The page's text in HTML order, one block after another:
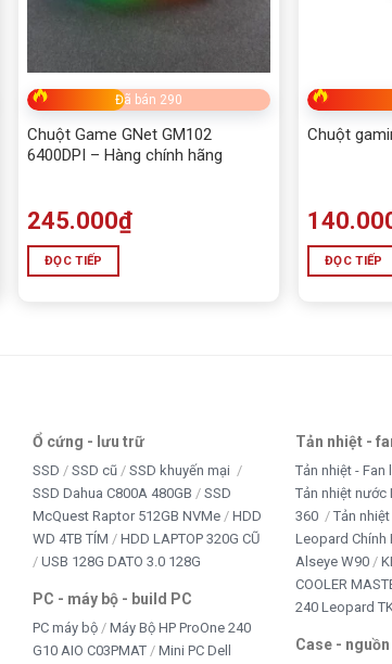
Đã bán 290
Chuột Game GNet GM102
6400DPI – Hàng chính hãng
245.000₫
ĐỌC TIẾP
Chuột
ĐỌC TIẾP
Ổ cứng - lưu trữ
SSD SSD cũ
SSD khuyến mại
SSD Dahua C800A 480GB
SSD
McQuest Raptor 512GB NVMe
HDD
WD 4TB TÍM
HDD LAPTOP 320G CŨ
USB 128G DATO 3.0 128G
PC - máy bộ - build PC
PC máy bộ
Máy Bộ HP ProOne 240
G10 AIO C03PMAT
Mini PC Dell
Tản nhiệt -
Tản nhiệt - Fan
Tản nhiệt nước
360
Tản
Leopard Chính
Alseye W90
COOLER
240 Leopard
Case -